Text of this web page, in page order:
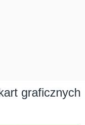
graficznych